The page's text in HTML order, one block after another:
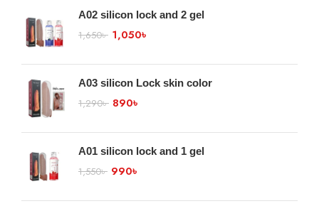
A02 silicon lock and 2 gel
1,650৳ 1,050৳
A03 silicon Lock skin color
1,290৳ 890৳
A01 silicon lock and 1 gel
1,550৳ 990৳